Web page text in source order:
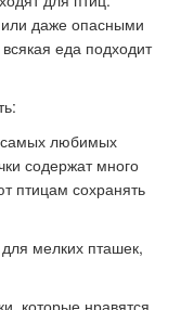
даже опасными
еда подходит
самых любимых
содержат много
птицам сохранять
мелких пташек,
которые нравятся